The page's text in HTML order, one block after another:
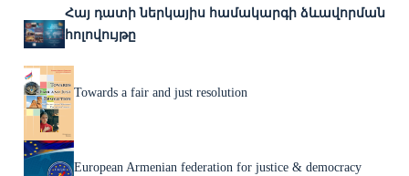
Հայ դատի ներկայիս համակարգի ձևավորման
հոլովույթը
Towards a fair and just resolution
European Armenian federation for justice & democracy